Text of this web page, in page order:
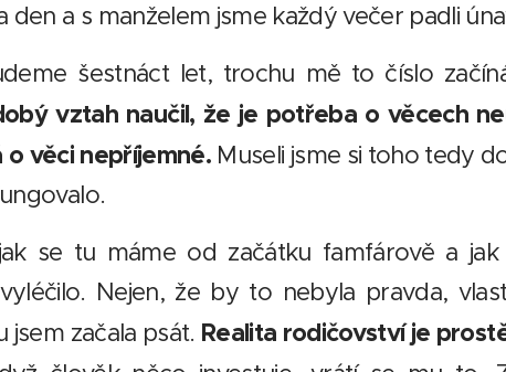
den a s manželem jsme každý večer padli
šestnáct let, trochu mě to číslo
vztah naučil, že je potřeba o věcech
věci nepříjemné. Museli jsme si toho tedy
se tu máme od začátku famfárově a
Nejen, že by to nebyla pravda,
jsem začala psát. Realita rodičovství je